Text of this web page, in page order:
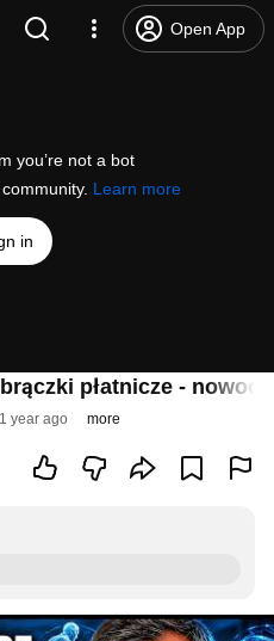
Open App
you’re not a bot
Learn more
in
płatnicze -
1 year ago more